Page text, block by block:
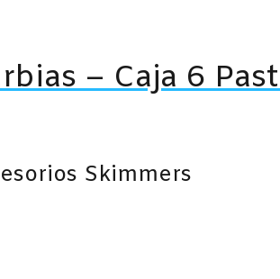
Skimmers
– Caja 6